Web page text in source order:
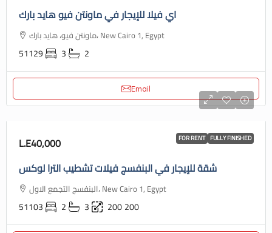
اي فيلا للإيجار في ماونتن فيو هايد بارك
ماونتن فيو، هايد بارك، New Cairo 1, Egypt
51129 3 2
Email
FOR RENT FULLY FINISHED
L.E40,000
شقة للإيجار في البنفسج فيلات تشطيب الترا لوكس
البنفسج التجمع الاول، New Cairo 1, Egypt
51103 2 3 200200